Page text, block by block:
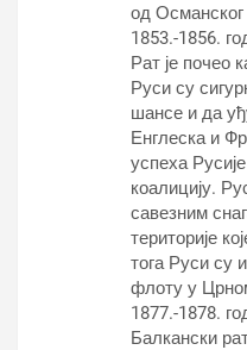
од Османског
1853.-1856.
Рат је почео
Руси су
шансе и да
Енглеска и
успеха
коалицију.
савезним
територије
тога Руси су
флоту у
1877.-1878.
Балкански